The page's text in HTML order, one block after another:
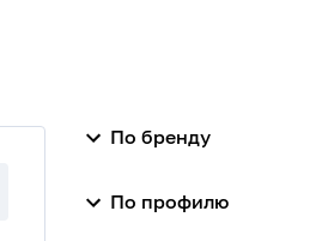
По бренду
По профилю